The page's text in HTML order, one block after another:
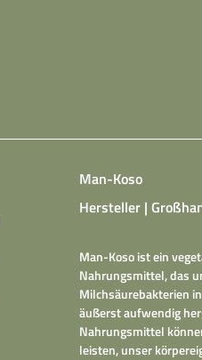
Man-Koso
Hersteller |
Man-Koso ist ein
Nahrungsmittel, das
Milchsäurebakterien
äußerst aufwendig
Nahrungsmittel
leisten, unser